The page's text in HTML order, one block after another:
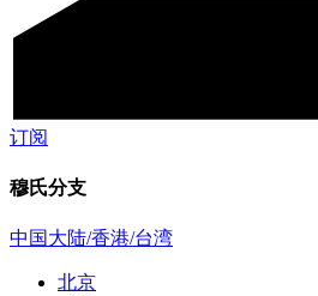
订阅
穆氏分支
中国大陆/香港/台湾
北京